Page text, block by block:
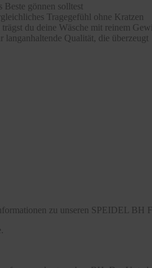
gönnen solltest
Tragegefühl ohne Kratzen
du deine Wäsche mit reinem
Qualität, die überzeugt
zu unseren SPEIDEL BH